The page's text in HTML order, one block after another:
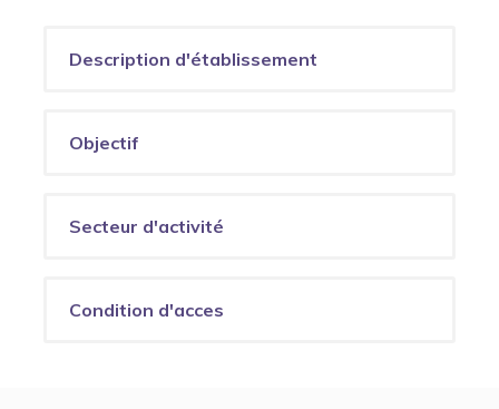
Description d'établissement
Objectif
Secteur d'activité
Condition d'acces